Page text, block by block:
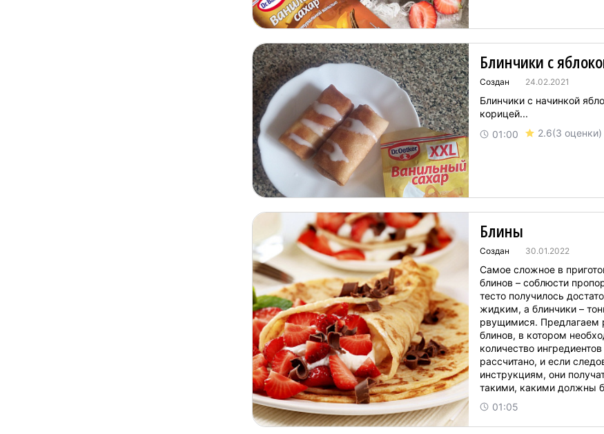
Блинчики с
Создан 24.02.2021
01:00 2.6(3 оценки)
Блинчики с начинкой
корицей...
Блины
Создан 30.01.2022
01:05
Самое сложное в
блинов – соблюсти
тесто получилось
жидким, а блинчики –
рвущимися. Предлагаем
блинов, в котором
количество
рассчитано, и если
инструкциям, они
такими, какими должны
рецепт блинов подойдет
начинающих хозяек,
учатся готовить